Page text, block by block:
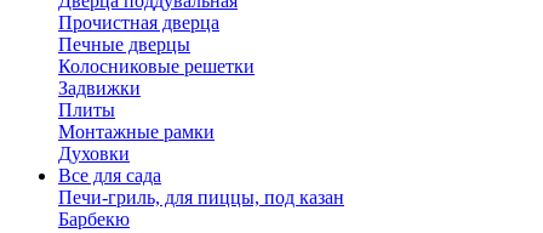
Прочистная дверца
Печные дверцы
Колосниковые решетки
Задвижки
Плиты
Монтажные рамки
Духовки
Все для сада
Печи-гриль, для пиццы, под казан
Барбекю